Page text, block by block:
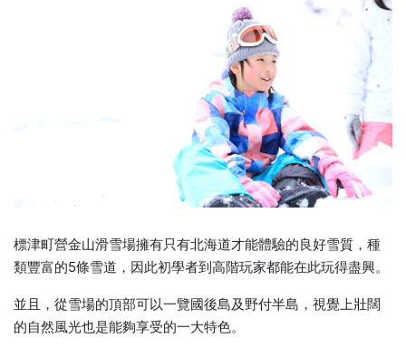
標津町營金山滑雪場擁有只有北海道才能體驗的良好雪質，種
類豐富的5條雪道，因此初學者到高階玩家都能在此玩得盡興。
並且，從雪場的頂部可以一覽國後島及野付半島，視覺上壯闊
的自然風光也是能夠享受的一大特色。